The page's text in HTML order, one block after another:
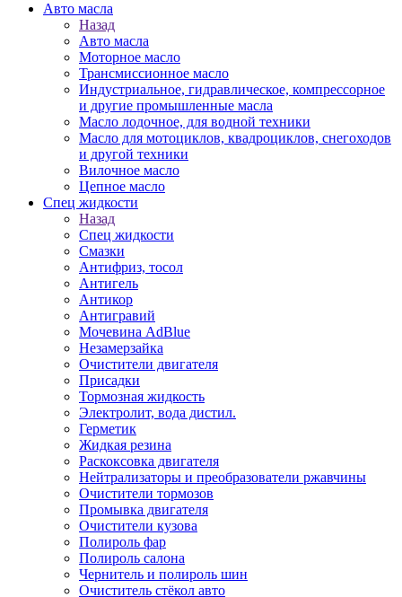
Авто масла
Назад
Авто масла
Моторное масло
Трансмиссионное масло
Индустриальное, гидравлическое, компрессорное
и другие промышленные масла
Масло лодочное, для водной техники
Масло для мотоциклов, квадроциклов, снегоходов
и другой техники
Вилочное масло
Цепное масло
Спец жидкости
Назад
Спец жидкости
Смазки
Антифриз, тосол
Антигель
Антикор
Антигравий
Мочевина AdBlue
Незамерзайка
Очистители двигателя
Присадки
Тормозная жидкость
Электролит, вода дистил.
Герметик
Жидкая резина
Раскоксовка двигателя
Нейтрализаторы и преобразователи ржавчины
Очистители тормозов
Промывка двигателя
Очистители кузова
Полироль фар
Полироль салона
Чернитель и полироль шин
Очиститель стёкол авто